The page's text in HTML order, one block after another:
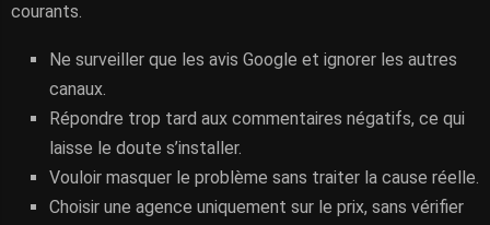
courants.
Ne surveiller que les avis Google et ignorer les autres
canaux.
Répondre trop tard aux commentaires négatifs, ce qui
laisse le doute s’installer.
Vouloir masquer le problème sans traiter la cause réelle.
Choisir une agence uniquement sur le prix, sans vérifier